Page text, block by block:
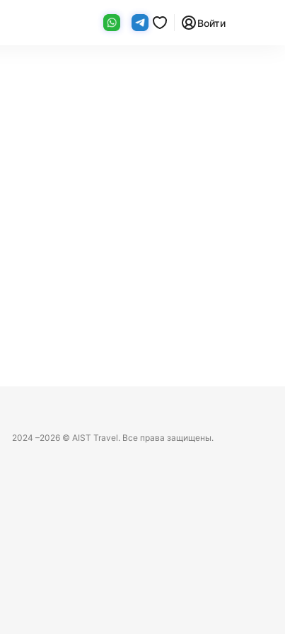
Войти
2024 –2026 © AIST Travel. Все права защищены.